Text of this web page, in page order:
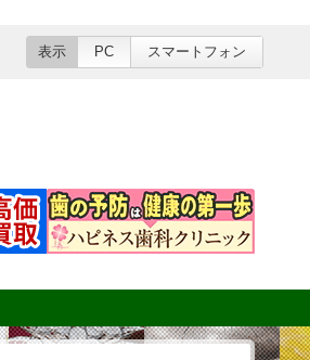
表示 PC スマートフォン